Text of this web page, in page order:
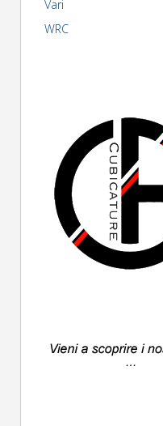
Vari
WRC